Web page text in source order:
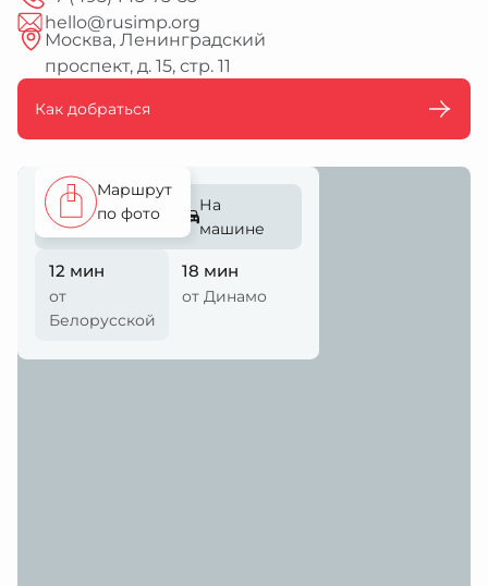
hello@rusimp.org
Москва, Ленинградский
проспект, д. 15, стр. 11
Как добраться
Пешком
На
машине
12 мин
от
Белорусской
18 мин
от Динамо
Маршрут
по фото